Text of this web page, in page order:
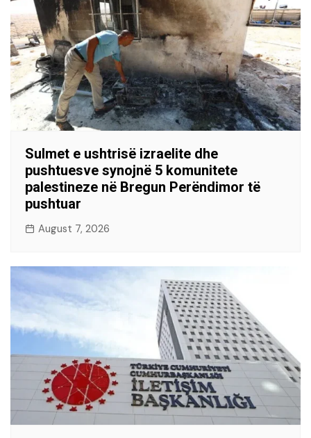
Sulmet e ushtrisë izraelite dhe
pushtuesve synojnë 5 komunitete
palestineze në Bregun Perëndimor të
pushtuar
August 7, 2026